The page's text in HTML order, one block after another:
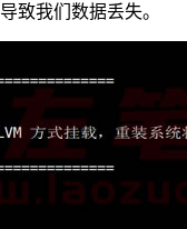
致我们数据丢失。